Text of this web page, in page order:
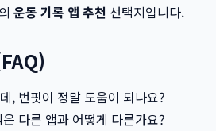
운동 기록 앱 추천 선택지입니다.
, 번핏이 정말 도움이 되나요?
다른 앱과 어떻게 다른가요?